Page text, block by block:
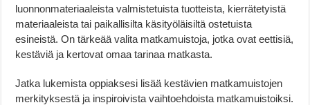
luonnonmateriaaleista valmistetuista tuotteista, kierrätetyistä
materiaaleista tai paikallisilta käsityöläisiltä ostetuista
esineistä. On tärkeää valita matkamuistoja, jotka ovat eettisiä,
kestäviä ja kertovat omaa tarinaa matkasta.
Jatka lukemista oppiaksesi lisää kestävien matkamuistojen
merkityksestä ja inspiroivista vaihtoehdoista matkamuistoiksi.